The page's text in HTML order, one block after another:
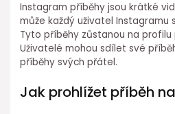
Instagram příběhy jsou krátké
může každý uživatel Instagramu
Tyto příběhy zůstanou na profilu
Uživatelé mohou sdílet své
příběhy svých přátel.
Jak prohlížet příběh